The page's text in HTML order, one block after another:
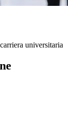
universitaria